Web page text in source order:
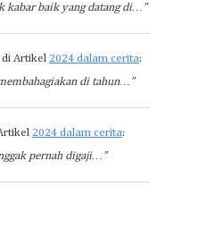
kabar baik yang datang di…”
Artikel 2024 dalam cerita:
di tahun…”
2024 dalam cerita:
pernah digaji…”